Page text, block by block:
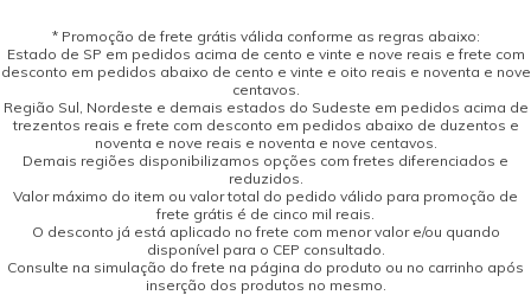
* Promoção de frete grátis válida conforme as regras abaixo:
Estado de SP em pedidos acima de cento e vinte e nove reais e frete com
desconto em pedidos abaixo de cento e vinte e oito reais e noventa e nove
centavos.
Região Sul, Nordeste e demais estados do Sudeste em pedidos acima de
trezentos reais e frete com desconto em pedidos abaixo de duzentos e
noventa e nove reais e noventa e nove centavos.
Demais regiões disponibilizamos opções com fretes diferenciados e
reduzidos.
Valor máximo do item ou valor total do pedido válido para promoção de
frete grátis é de cinco mil reais.
O desconto já está aplicado no frete com menor valor e/ou quando
disponível para o CEP consultado.
Consulte na simulação do frete na página do produto ou no carrinho após
inserção dos produtos no mesmo.